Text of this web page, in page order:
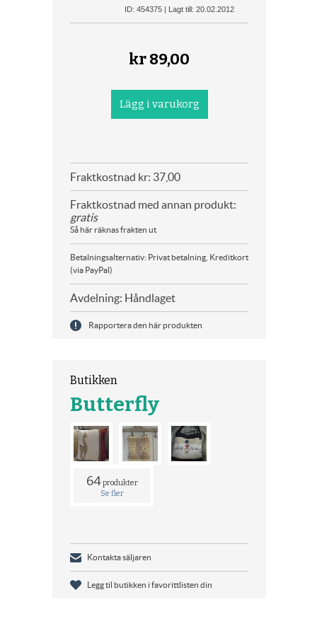
ID: 454375 | Lagt till: 20.02.2012
kr89,00
Fraktkostnad kr: 37,00
Fraktkostnad med annan produkt:
gratis
Så här räknas frakten ut
Betalningsalternativ: Privat betalning, Kreditkort
(via PayPal)
Avdelning: Håndlaget
Rapportera den här produkten
Butikken
Butterfly
64produkter
Se fler
Kontakta säljaren
Legg til butikken i favorittlisten din